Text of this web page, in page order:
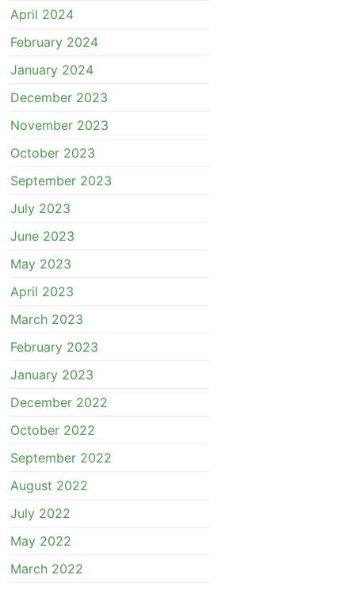
April 2024
February 2024
January 2024
December 2023
November 2023
October 2023
September 2023
July 2023
June 2023
May 2023
April 2023
March 2023
February 2023
January 2023
December 2022
October 2022
September 2022
August 2022
July 2022
May 2022
March 2022